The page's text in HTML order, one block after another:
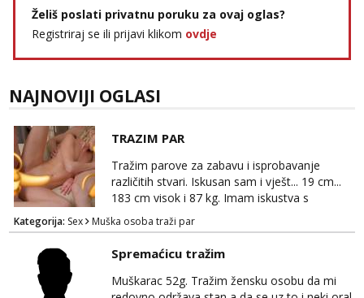
Želiš poslati privatnu poruku za ovaj oglas?
Registriraj se ili prijavi klikom ovdje
NAJNOVIJI OGLASI
TRAZIM PAR
Tražim parove za zabavu i isprobavanje
različitih stvari. Iskusan sam i vješt... 19 cm...
183 cm visok i 87 kg. Imam iskustva s
parovima, potpuno sam zdrava i njegovana, a
privatnost je apsolutno najvažnija. Ozbiljni
parovi mogu me kontaktirati putem
WhatsAppa ili Vibera. Samo ozbiljni parovi
trebaju slati poruke ili zvati. Blokiram one koji
Kategorija: Sex Muška osoba traži par
Spremaćicu tražim
Muškarac 52g. Tražim žensku osobu da mi